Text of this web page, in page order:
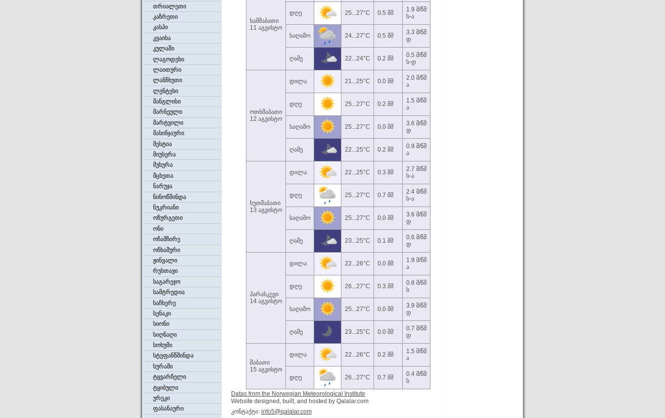
თრიალეთი
კაზრეთი
კასპი
კვაისა
კულაში
ლაგოდეხი
ლაითური
ლანჩხუთი
ლენტეხი
მანგლისი
მარნეული
მარტვილი
მახინჯაური
მესტია
მიუსერა
მუხურა
მცხეთა
ნარუჯა
ნინოწმინდა
ნუკრიანი
ოზურგეთი
ონი
ოჩამჩირე
ოჩხამური
ჟინვალი
რუსთავი
საგარეჯო
სამტრედია
საჩხერე
სენაკი
სიონი
სიღნაღი
სოხუმი
სტეფანწმინდა
სურამი
ტყვარჩელი
ტყიბული
ურეკი
ფასანაური
სამშაბათი
11 აგვისტო
დღე 25...27°C 0.5 მმ
1.9 მ/წმ
ს-ა
საღამო 24...27°C 0.5 მმ
3.3 მ/წმ
დ
ღამე 22...24°C 0.2 მმ
0.5 მ/წმ
ს-დ
ოთხშაბათი
12 აგვისტო
დილა 21...25°C 0.0 მმ
2.0 მ/წმ
ა
დღე 25...27°C 0.2 მმ
1.5 მ/წმ
ა
საღამო 25...27°C 0.0 მმ
3.6 მ/წმ
დ
ღამე 22...25°C 0.2 მმ
0.9 მ/წმ
ა
ხუთშაბათი
13 აგვისტო
დილა 22...25°C 0.3 მმ
2.7 მ/წმ
ს-ა
დღე 25...27°C 0.7 მმ
2.4 მ/წმ
ს-ა
საღამო 25...27°C 0.0 მმ
3.6 მ/წმ
დ
ღამე 23...25°C 0.1 მმ
0.6 მ/წმ
დ
პარასკევი
14 აგვისტო
დილა 22...26°C 0.0 მმ
1.9 მ/წმ
ა
დღე 26...27°C 0.3 მმ
0.8 მ/წმ
ს
საღამო 25...27°C 0.0 მმ
3.9 მ/წმ
დ
ღამე 23...25°C 0.0 მმ
0.7 მ/წმ
დ
შაბათი
15 აგვისტო
დილა 22...26°C 0.2 მმ
1.5 მ/წმ
ა
დღე 26...27°C 0.7 მმ
0.4 მ/წმ
ს
Datas from the Norwegian Meteorological Institute
Website designed, built, and hosted by Qalalar.com
კონტაქტი: info5@qalalar.com